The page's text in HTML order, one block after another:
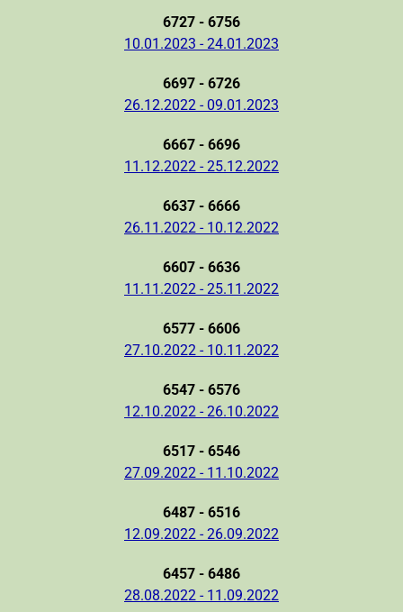
6727 - 6756
10.01.2023 - 24.01.2023
6697 - 6726
26.12.2022 - 09.01.2023
6667 - 6696
11.12.2022 - 25.12.2022
6637 - 6666
26.11.2022 - 10.12.2022
6607 - 6636
11.11.2022 - 25.11.2022
6577 - 6606
27.10.2022 - 10.11.2022
6547 - 6576
12.10.2022 - 26.10.2022
6517 - 6546
27.09.2022 - 11.10.2022
6487 - 6516
12.09.2022 - 26.09.2022
6457 - 6486
28.08.2022 - 11.09.2022